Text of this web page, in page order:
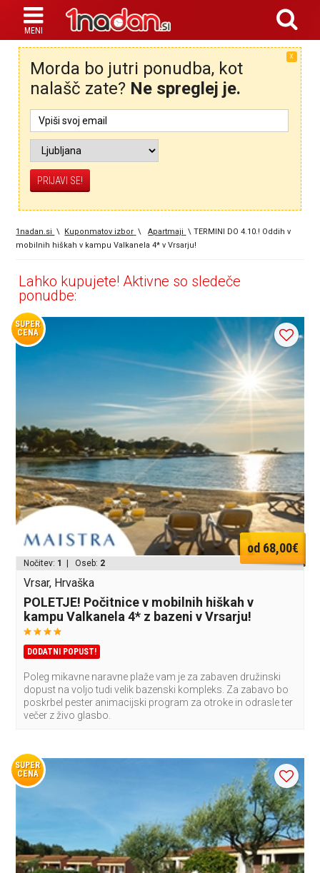
X
Morda bo jutri ponudba, kot
nalašč zate? Ne spreglej je.
1nadan.si \ Kuponmatov izbor \ Apartmaji \TERMINI DO 4.10.! Oddih v
mobilnih hiškah v kampu Valkanela 4* v Vrsarju!
Lahko kupujete! Aktivne so sledeče
ponudbe:
SUPER
CENA
od 68,00€
Nočitev: 1 | Oseb: 2
Vrsar, Hrvaška
POLETJE! Počitnice v mobilnih hiškah v
kampu Valkanela 4* z bazeni v Vrsarju!
DODATNI POPUST!
Poleg mikavne naravne plaže vam je za zabaven družinski
dopust na voljo tudi velik bazenski kompleks. Za zabavo bo
poskrbel pester animacijski program za otroke in odrasle ter
večer z živo glasbo.
SUPER
CENA